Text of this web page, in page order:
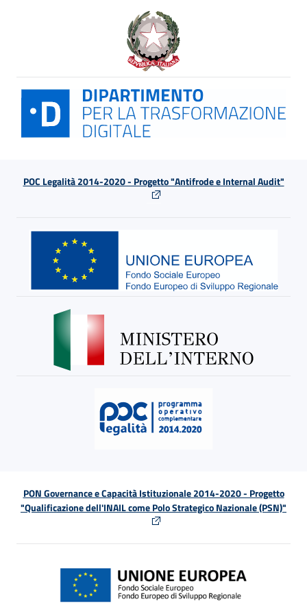
POC Legalità 2014-2020 - Progetto "Antifrode e Internal Audit"
PON Governance e Capacità Istituzionale 2014-2020 - Progetto
"Qualificazione dell'INAIL come Polo Strategico Nazionale (PSN)"